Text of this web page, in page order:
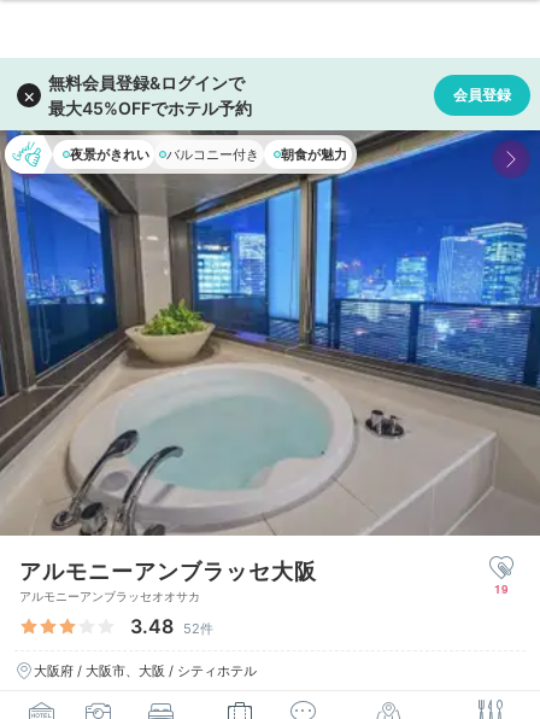
夜景がきれい バルコニー付き 朝食が魅力
アルモニーアンブラッセ大阪
アルモニーアンブラッセオオサカ
3.48 52件
大阪府 / 大阪市、大阪 / シティホテル
19